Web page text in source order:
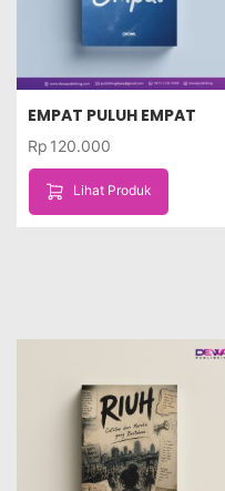
EMPAT PULUH EMPAT
Rp 120.000
Lihat Produk